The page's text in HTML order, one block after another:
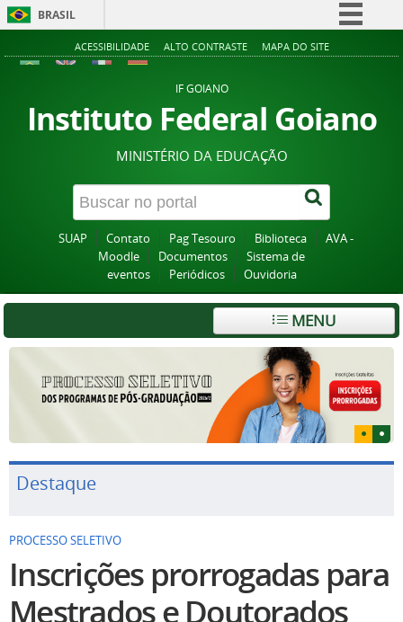
BRASIL
Simplifique!
Acesso à informação
Legislação
Canais
ACESSIBILIDADE ALTO CONTRASTE MAPA DO SITE
IF GOIANO
Instituto Federal Goiano
MINISTÉRIO DA EDUCAÇÃO
SUAP Contato Pag Tesouro Biblioteca
AVA -
Moodle
Documentos
Sistema de
eventos
Periódicos Ouvidoria
MENU
Destaque
PROCESSO SELETIVO
Inscrições prorrogadas para
Mestrados e Doutorados